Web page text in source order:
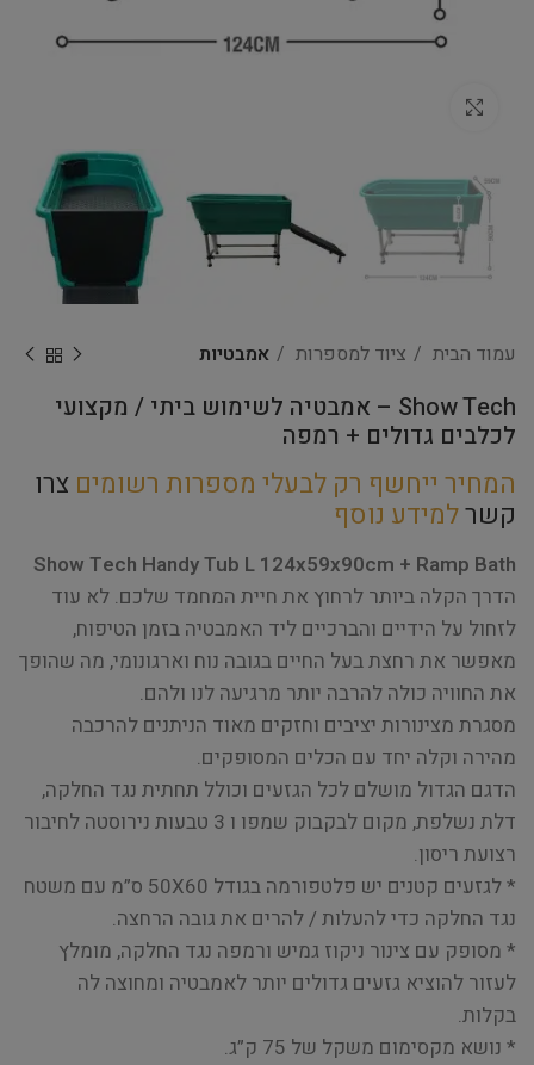
עמוד הבית ציוד למספרות אמבטיות
Show Tech – אמבטיה לשימוש ביתי / מקצועי
לכלבים גדולים + רמפה
המחיר ייחשף רק לבעלי מספרות רשומים צרו
קשרלמידע נוסף
Show Tech Handy Tub L 124x59x90cm + Ramp Bath
הדרך הקלה ביותר לרחוץ את חיית המחמד שלכם. לא עוד
לזחול על הידיים והברכיים ליד האמבטיה בזמן הטיפוח,
מאפשר את רחצת בעל החיים בגובה נוח וארגונומי, מה שהופך
את החוויה כולה להרבה יותר מרגיעה לנו ולהם.
מסגרת מצינורות יציבים וחזקים מאוד הניתנים להרכבה
מהירה וקלה יחד עם הכלים המסופקים.
הדגם הגדול מושלם לכל הגזעים וכולל תחתית נגד החלקה,
דלת נשלפת, מקום לבקבוק שמפו ו 3 טבעות נירוסטה לחיבור
רצועת ריסון.
* לגזעים קטנים יש פלטפורמה בגודל 50X60 ס”מ עם משטח
נגד החלקה כדי להעלות / להרים את גובה הרחצה.
* מסופק עם צינור ניקוז גמיש ורמפה נגד החלקה, מומלץ
לעזור להוציא גזעים גדולים יותר לאמבטיה ומחוצה לה
בקלות.
* נושא מקסימום משקל של 75 ק”ג.